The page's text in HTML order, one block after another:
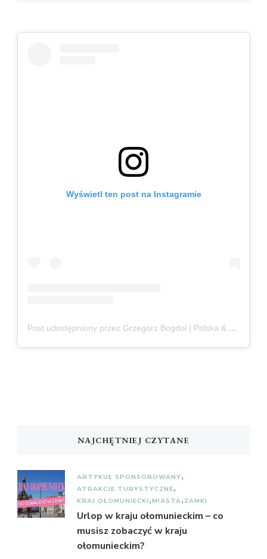
Wyświetl ten post na Instagramie
Post udostępniony przez Grzegorz Bogdoł | Polska & Czechy
NAJCHĘTNIEJ CZYTANE
ARTYKUŁ SPONSOROWANY
ATRAKCJE TURYSTYCZNE
KRAJ OŁOMUNIECKI MIASTA ZAMKI
Urlop w kraju ołomunieckim – co
musisz zobaczyć w kraju
ołomunieckim?